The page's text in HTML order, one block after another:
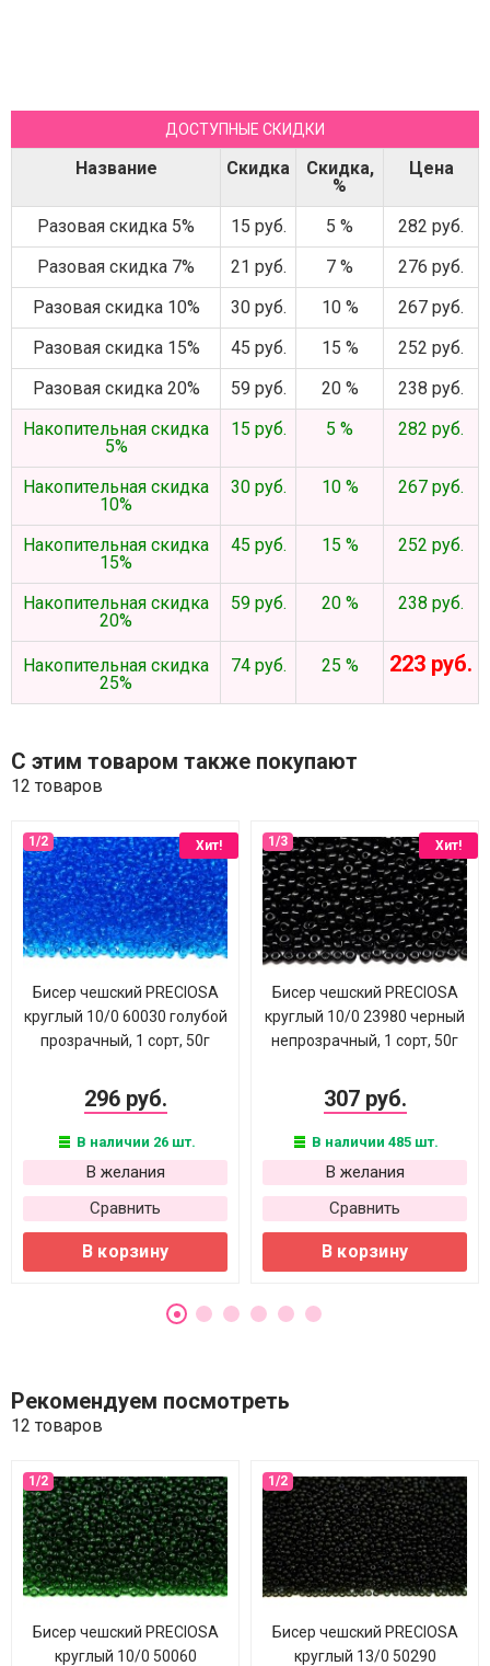
ДОСТУПНЫЕ СКИДКИ
Название Скидка
Скидка,
%
Цена
Разовая скидка 5% 15 руб. 5 %
282 руб.
Разовая скидка 7%
21 руб. 7 %
276 руб.
Разовая скидка 10%
30 руб. 10 %
267 руб.
Разовая скидка 15%
45 руб. 15 %
252 руб.
Разовая скидка 20%
59 руб. 20 %
238 руб.
Накопительная скидка
5%
15 руб. 5 % 282 руб.
Накопительная скидка
10%
30 руб. 10 % 267 руб.
Накопительная скидка
15%
45 руб. 15 % 252 руб.
Накопительная скидка
20%
59 руб. 20 % 238 руб.
Накопительная скидка
25%
74 руб. 25 % 223 руб.
С этим товаром также покупают
12 товаров
Хит!
Бисер чешский PRECIOSA
круглый 10/0 60030 голубой
прозрачный, 1 сорт, 50г
296 руб.
В наличии 26 шт.
В желания
Сравнить
В корзину
Хит!
Бисер чешский PRECIOSA
круглый 10/0 23980 черный
непрозрачный, 1 сорт, 50г
307 руб.
В наличии 485 шт.
В желания
Сравнить
В корзину
Рекомендуем посмотреть
12 товаров
Бисер чешский PRECIOSA
круглый 10/0 50060
Бисер чешский PRECIOSA
круглый 13/0 50290